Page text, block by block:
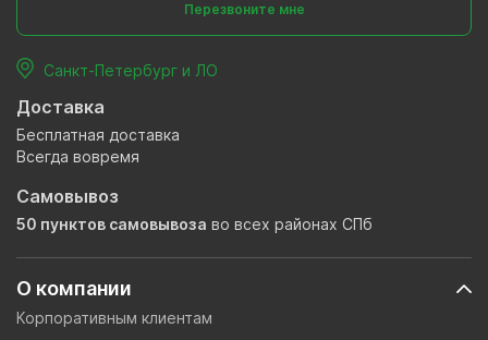
О компании
Корпоративным клиентам
Перезвоните мне
Санкт-Петербург и ЛО
Доставка
Бесплатная доставка
Всегда вовремя
Самовывоз
50 пунктов самовывоза во всех районах СПб